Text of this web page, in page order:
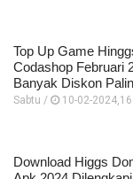
Top Up Game
Codashop Februari
Banyak Diskon
Sabtu / 10-02-
Download Higgs